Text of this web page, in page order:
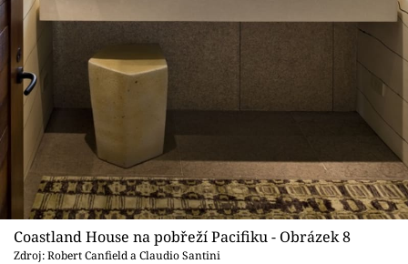
Coastland House na pobřeží Pacifiku - Obrázek 8
Zdroj: Robert Canfield a Claudio Santini